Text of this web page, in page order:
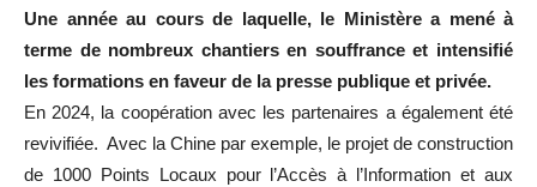
Une année au cours de laquelle, le Ministère a mené à
terme de nombreux chantiers en souffrance et intensifié
les formations en faveur de la presse publique et privée.
En 2024, la coopération avec les partenaires a également été
revivifiée. Avec la Chine par exemple, le projet de construction
de 1000 Points Locaux pour l’Accès à l’Information et aux